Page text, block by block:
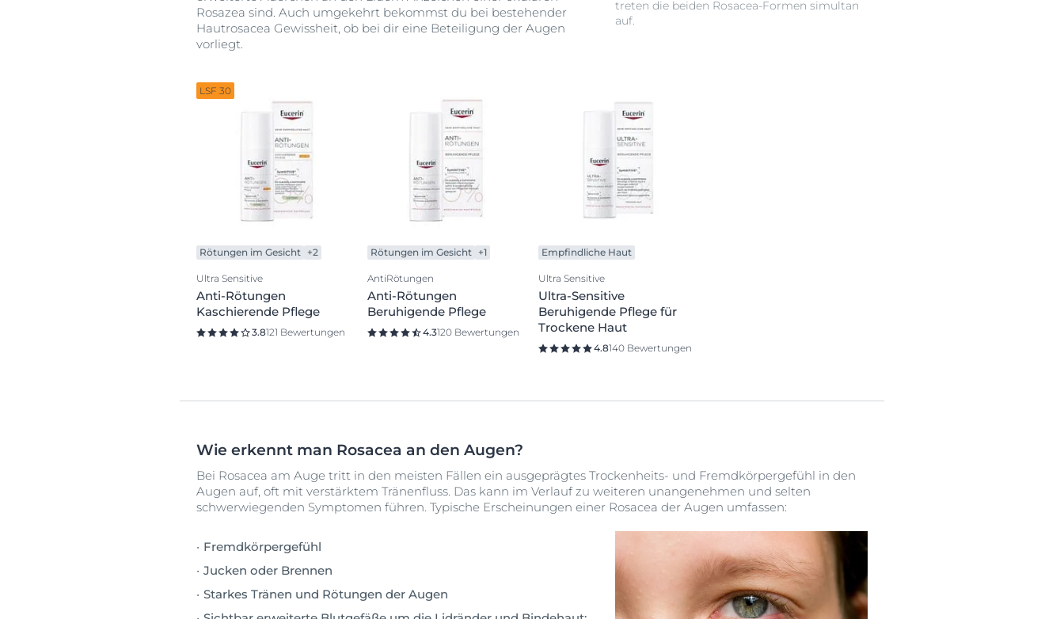
treten die beiden Rosacea-Formen simultan
auf.
Rosazea sind. Auch umgekehrt bekommst du bei bestehender
Hautrosacea Gewissheit, ob bei dir eine Beteiligung der Augen
vorliegt.
LSF 30
Rötungen im Gesicht +2
Ultra Sensitive
Anti-Rötungen
Kaschierende Pflege
3.8121 Bewertungen
Rötungen im Gesicht +1
AntiRötungen
Anti-Rötungen
Beruhigende Pflege
4.3120 Bewertungen
Empfindliche Haut
Ultra Sensitive
Ultra-Sensitive
Beruhigende Pflege für
Trockene Haut
4.8140 Bewertungen
Wie erkennt man Rosacea an den Augen?
Bei Rosacea am Auge tritt in den meisten Fällen ein ausgeprägtes Trockenheits- und Fremdkörpergefühl in den
Augen auf, oft mit verstärktem Tränenfluss. Das kann im Verlauf zu weiteren unangenehmen und selten
schwerwiegenden Symptomen führen. Typische Erscheinungen einer Rosacea der Augen umfassen:
Fremdkörpergefühl
Jucken oder Brennen
Starkes Tränen und Rötungen der Augen